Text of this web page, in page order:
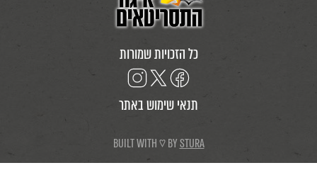
כל הזכויות שמורות
תנאי שימוש באתר
BUILT WITH ♡ BYSTURA